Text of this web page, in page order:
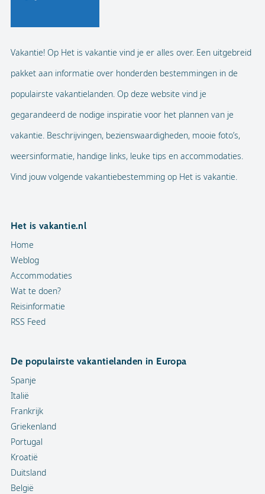
Vakantie! Op Het is vakantie vind je er alles over. Een uitgebreid
pakket aan informatie over honderden bestemmingen in de
populairste vakantielanden. Op deze website vind je
gegarandeerd de nodige inspiratie voor het plannen van je
vakantie. Beschrijvingen, bezienswaardigheden, mooie foto’s,
weersinformatie, handige links, leuke tips en accommodaties.
Vind jouw volgende vakantiebestemming op Het is vakantie.
Het is vakantie.nl
Home
Weblog
Accommodaties
Wat te doen?
Reisinformatie
RSS Feed
De populairste vakantielanden in Europa
Spanje
Italië
Frankrijk
Griekenland
Portugal
Kroatië
Duitsland
België